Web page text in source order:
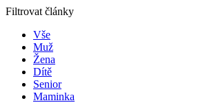
Filtrovat články
Vše
Muž
Žena
Dítě
Senior
Maminka